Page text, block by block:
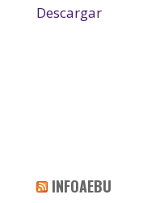
Descargar
INFOAEBU